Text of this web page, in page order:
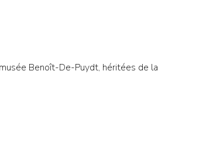
Benoît-De-Puydt, héritées de la